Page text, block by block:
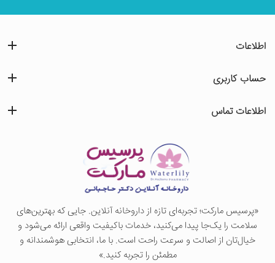
«پرسيس ماركت؛ تجربه‌ای تازه از داروخانه آنلاین. جایی که بهترین‌های
سلامت را یک‌جا پیدا می‌کنید، خدمات باکیفیت واقعی ارائه می‌شود و
خیال‌تان از اصالت و سرعت راحت است. با ما، انتخابی هوشمندانه و
مطمئن را تجربه کنید.»
اطلاعات
حساب کاربری
اطلاعات تماس